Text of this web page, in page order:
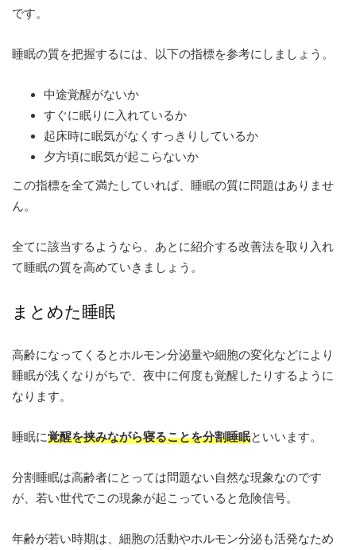
です。
睡眠の質を把握するには、以下の指標を参考にしましょう。
中途覚醒がないか
すぐに眠りに入れているか
起床時に眠気がなくすっきりしているか
夕方頃に眠気が起こらないか
この指標を全て満たしていれば、睡眠の質に問題はありませ
ん。
全てに該当するようなら、あとに紹介する改善法を取り入れ
て睡眠の質を高めていきましょう。
まとめた睡眠
高齢になってくるとホルモン分泌量や細胞の変化などにより
睡眠が浅くなりがちで、夜中に何度も覚醒したりするように
なります。
睡眠に覚醒を挟みながら寝ることを分割睡眠といいます。
分割睡眠は高齢者にとっては問題ない自然な現象なのです
が、若い世代でこの現象が起こっていると危険信号。
年齢が若い時期は、細胞の活動やホルモン分泌も活発なため